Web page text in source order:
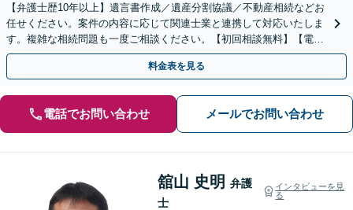
【弁護士歴10年以上】遺言書作成／遺産分割協議／不動産相続などお
任せください。案件の内容に応じて関連士業と連携して対応いたしま
す。複雑な相続問題も一度ご相談ください。【初回相談無料】【電話
相談可】
料金表を見る
電話でお問い合わせ メールでお問い合わせ
舘山 史明 弁護
士
インタビューを見
る